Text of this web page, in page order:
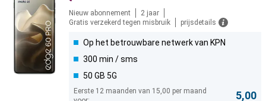
Nieuw abonnement
2 jaar
Gratis verzekerd tegen misbruik
prijsdetails
Op het betrouwbare netwerk van KPN
300 min / sms
50 GB 5G
Eerste 12 maanden van 15,00 per maand
5,00